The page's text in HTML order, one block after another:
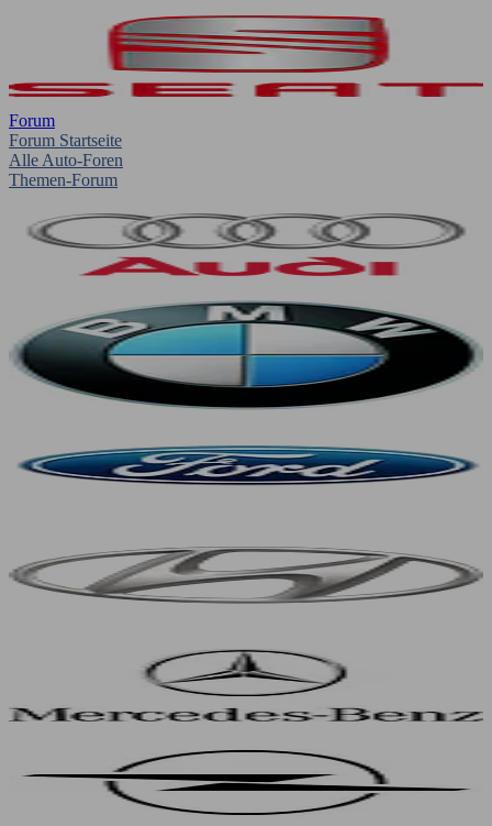
Forum
Forum Startseite
Alle Auto-Foren
Themen-Forum